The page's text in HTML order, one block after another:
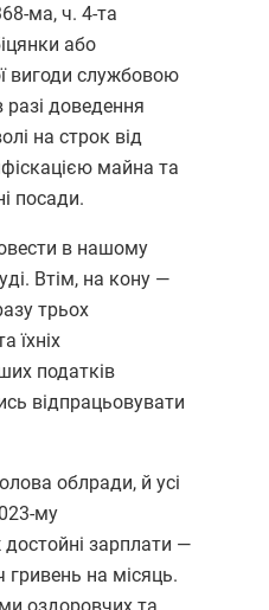
ма, ч. 4-та
або
вигоди службовою
доведення
на строк від
майна та
посади.
в нашому
Втім, на кону —
трьох
їхніх
податків
відпрацьовувати
облради, й усі
му
зарплати —
гривень на місяць.